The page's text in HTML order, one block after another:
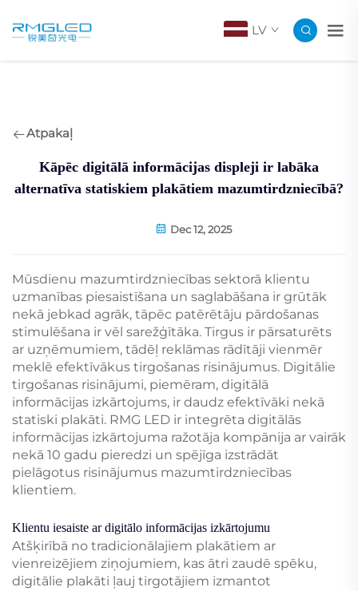
LV
Atpakaļ
Kāpēc digitālā informācijas displeji ir labāka
alternatīva statiskiem plakātiem mazumtirdzniecībā?
Dec 12, 2025
Mūsdienu mazumtirdzniecības sektorā klientu
uzmanības piesaistīšana un saglabāšana ir grūtāk
nekā jebkad agrāk, tāpēc patērētāju pārdošanas
stimulēšana ir vēl sarežģītāka. Tirgus ir pārsaturēts
ar uzņēmumiem, tādēļ reklāmas rādītāji vienmēr
meklē efektīvākus tirgošanas risinājumus. Digitālie
tirgošanas risinājumi, piemēram, digitālā
informācijas izkārtojums, ir daudz efektīvāki nekā
statiski plakāti. RMG LED ir integrēta digitālās
informācijas izkārtojuma ražotāja kompānija ar vairāk
nekā 10 gadu pieredzi un spējīga izstrādāt
pielāgotus risinājumus mazumtirdzniecības
klientiem.
Klientu iesaiste ar digitālo informācijas izkārtojumu
Atšķirībā no tradicionālajiem plakātiem ar
vienreizējiem ziņojumiem, kas ātri zaudē spēku,
digitālie plakāti ļauj tirgotājiem izmantot